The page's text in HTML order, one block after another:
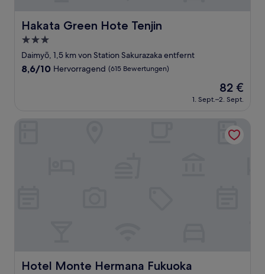
Hakata Green Hote Tenjin
Hakata Green Hote Tenjin
3.0-
Sterne-
Unterkunft
Daimyō, 1,5 km von Station Sakurazaka entfernt
8.6
Bewertungen)
8,6/10 Hervorragend (615 Bewertungen)
Der
Preis
beträgt
82 €
1. Sept.–2. Sept.
Hotel Monte Hermana Fukuoka
Hotel Monte Hermana Fukuoka